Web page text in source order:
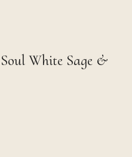
White Sage &